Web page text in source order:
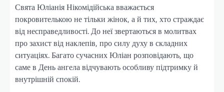
Свята Юліанія Нікомідійська вважається
покровителькою не тільки жінок, а й тих, хто страждає
від несправедливості. До неї звертаються в молитвах
про захист від наклепів, про силу духу в складних
ситуаціях. Багато сучасних Юліан розповідають, що
саме в День ангела відчувають особливу підтримку й
внутрішній спокій.